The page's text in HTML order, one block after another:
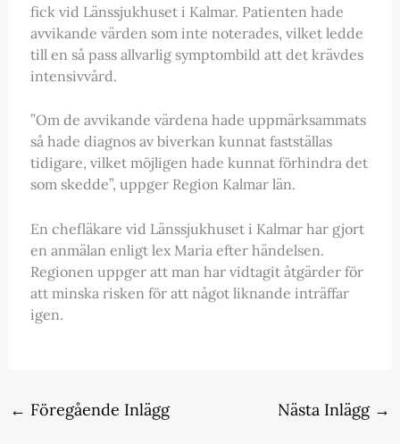
fick vid Länssjukhuset i Kalmar. Patienten hade
avvikande värden som inte noterades, vilket ledde
till en så pass allvarlig symptombild att det krävdes
intensivvård.
”Om de avvikande värdena hade uppmärksammats
så hade diagnos av biverkan kunnat fastställas
tidigare, vilket möjligen hade kunnat förhindra det
som skedde”, uppger Region Kalmar län.
En chefläkare vid Länssjukhuset i Kalmar har gjort
en anmälan enligt lex Maria efter händelsen.
Regionen uppger att man har vidtagit åtgärder för
att minska risken för att något liknande inträffar
igen.
← Föregående Inlägg Nästa Inlägg →